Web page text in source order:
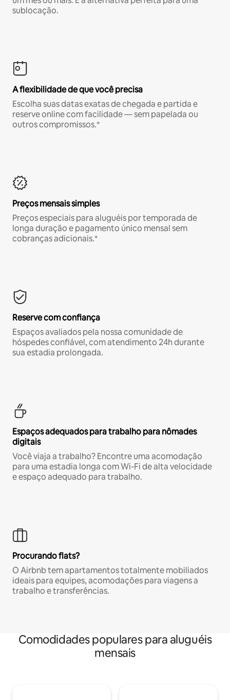
sublocação.
A flexibilidade de que você precisa
Escolha suas datas exatas de chegada e partida e
reserve online com facilidade — sem papelada ou
outros compromissos.*
Preços mensais simples
Preços especiais para aluguéis por temporada de
longa duração e pagamento único mensal sem
cobranças adicionais.*
Reserve com confiança
Espaços avaliados pela nossa comunidade de
hóspedes confiável, com atendimento 24h durante
sua estadia prolongada.
Espaços adequados para trabalho para nômades
digitais
Você viaja a trabalho? Encontre uma acomodação
para uma estadia longa com Wi-Fi de alta velocidade
e espaço adequado para trabalho.
Procurando flats?
O Airbnb tem apartamentos totalmente mobiliados
ideais para equipes, acomodações para viagens a
trabalho e transferências.
Comodidades populares para aluguéis
mensais